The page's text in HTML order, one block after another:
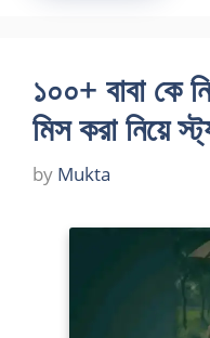
১০০+ বাবা কে
মিস করা নিয়ে
by Mukta